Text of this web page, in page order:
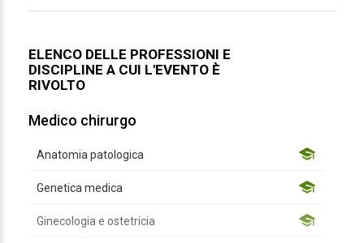
ELENCO DELLE PROFESSIONI E
DISCIPLINE A CUI L'EVENTO È
RIVOLTO
Medico chirurgo
Anatomia patologica
Genetica medica
Ginecologia e ostetricia